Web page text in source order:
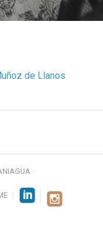
de Llanos
·